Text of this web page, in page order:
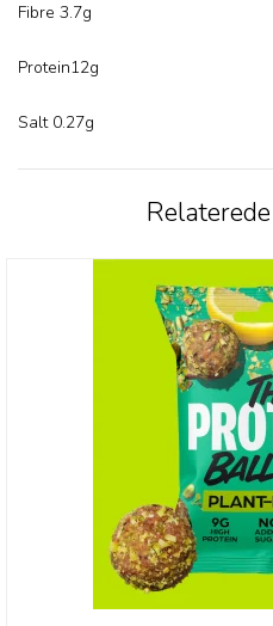
Fibre 3.7g
Protein12g
Salt 0.27g